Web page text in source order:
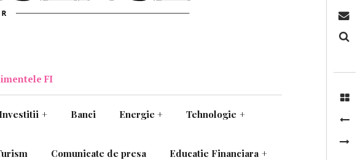
FI
+ Banci Energie + Tehnologie +
Comunicate de presa Educatie Financiara +